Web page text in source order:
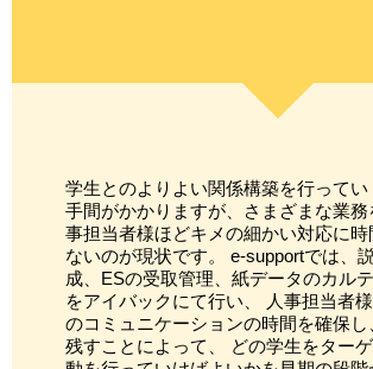
学生とのよりよい関係構築を行ってい
手間がかかりますが、さまざまな業務
事担当者様ほどキメの細かい対応に時
ないのが現状です。 e-supportでは、
成、ESの受取管理、紙データのカル
をアイバックにて行い、 人事担当者
のコミュニケーションの時間を確保し
残すことによって、 どの学生をター